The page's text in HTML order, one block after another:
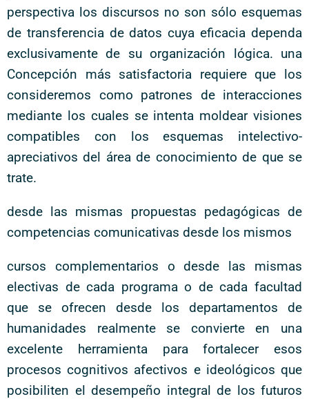
perspectiva los discursos no son sólo esquemas
de transferencia de datos cuya eficacia dependa
exclusivamente de su organización lógica. una
Concepción más satisfactoria requiere que los
consideremos como patrones de interacciones
mediante los cuales se intenta moldear visiones
compatibles con los esquemas intelectivo-
apreciativos del área de conocimiento de que se
trate.
desde las mismas propuestas pedagógicas de
competencias comunicativas desde los mismos
cursos complementarios o desde las mismas
electivas de cada programa o de cada facultad
que se ofrecen desde los departamentos de
humanidades realmente se convierte en una
excelente herramienta para fortalecer esos
procesos cognitivos afectivos e ideológicos que
posibiliten el desempeño integral de los futuros